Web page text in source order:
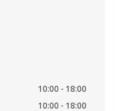
10:00
18:00
10:00
18:00